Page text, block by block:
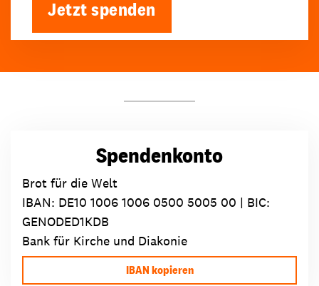
Jetzt spenden
Spendenkonto
Brot für die Welt
IBAN: DE10 1006 1006 0500 5005 00 | BIC:
GENODED1KDB
Bank für Kirche und Diakonie
IBAN kopieren